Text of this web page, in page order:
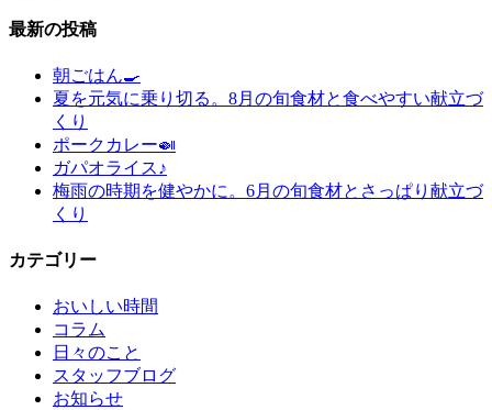
最新の投稿
朝ごはん🍳
夏を元気に乗り切る。8月の旬食材と食べやすい献立づ
くり
ポークカレー🍛
ガパオライス♪
梅雨の時期を健やかに。6月の旬食材とさっぱり献立づ
くり
カテゴリー
おいしい時間
コラム
日々のこと
スタッフブログ
お知らせ